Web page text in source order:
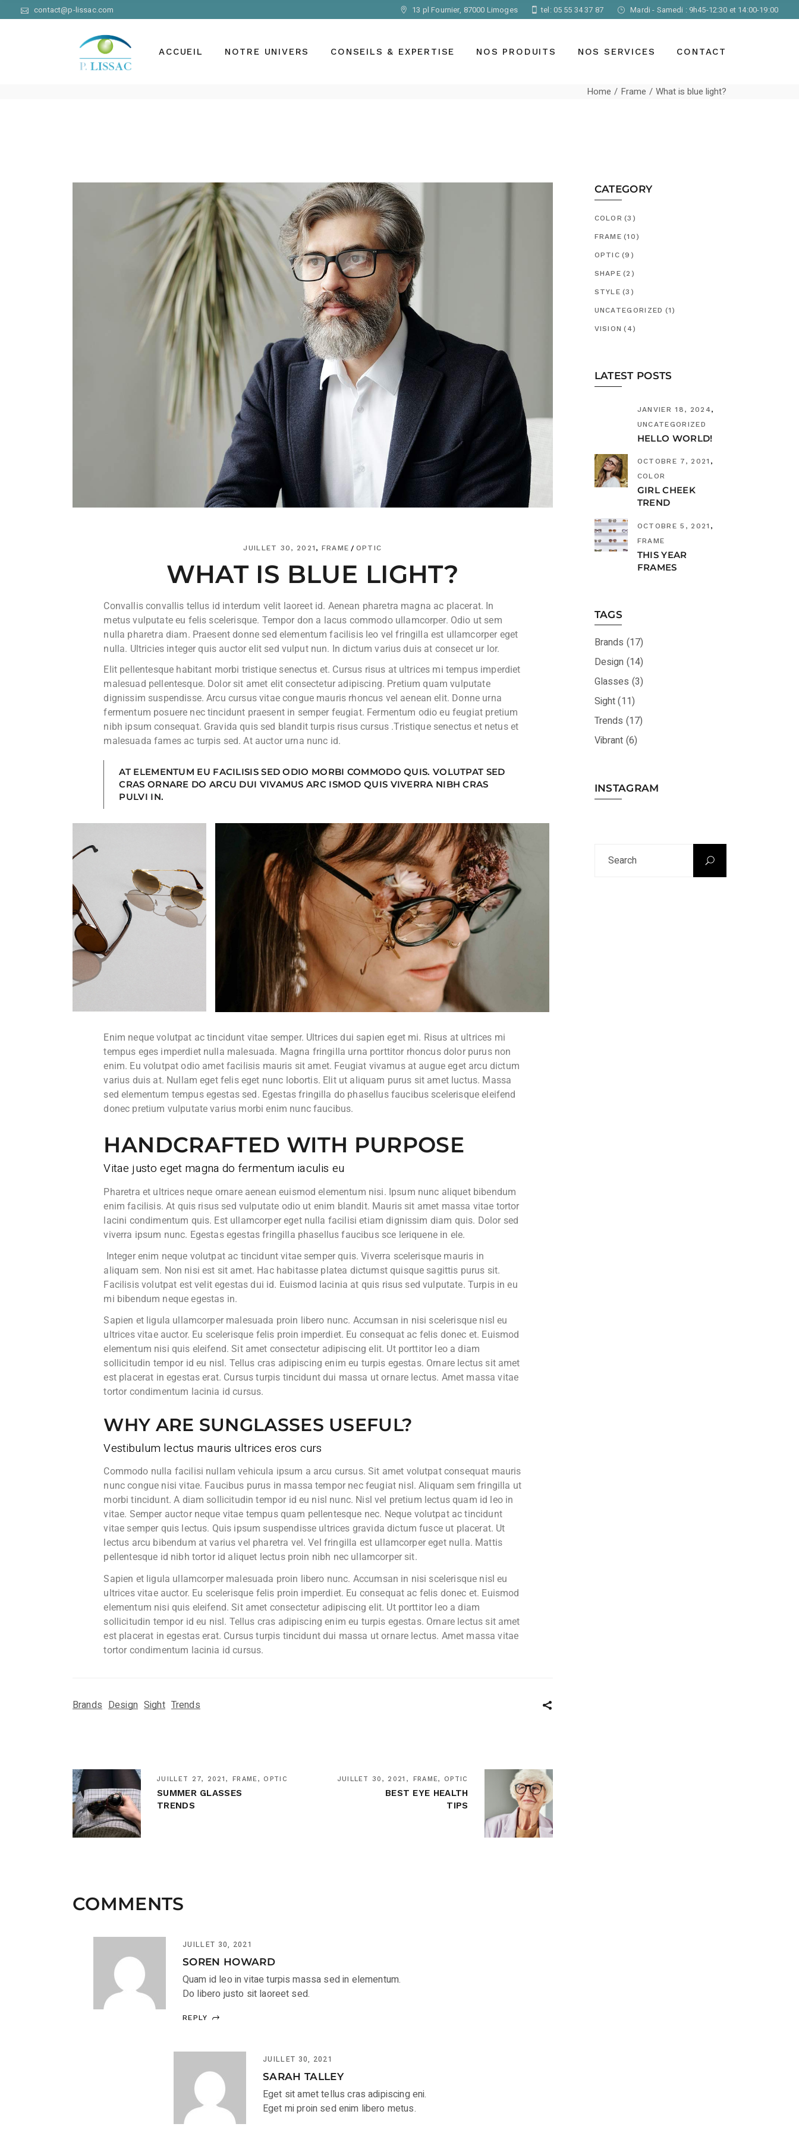
contact@p-lissac.com 13 pl Fournier, 87000 Limoges tel: 05 55 34 37 87 Mardi - Samedi : 9h45-12:30 et 14:00-19:00
ACCUEIL NOTRE UNIVERS CONSEILS & EXPERTISE
Les équipements spéciaux
NOS PRODUITS
Lentilles de contact
NOS SERVICES CONTACT
Votre vue
Montures optiques et
solaires
Home Frame What is blue light?
JUILLET 30, 2021 FRAME OPTIC
WHAT IS BLUE LIGHT?
Convallis convallis tellus id interdum velit laoreet id. Aenean pharetra magna ac placerat. In
metus vulputate eu felis scelerisque. Tempor don a lacus commodo ullamcorper. Odio ut sem
nulla pharetra diam. Praesent donne sed elementum facilisis leo vel fringilla est ullamcorper eget
nulla. Ultricies integer quis auctor elit sed vulput nun. In dictum varius duis at consecet ur lor.
Elit pellentesque habitant morbi tristique senectus et. Cursus risus at ultrices mi tempus imperdiet
malesuad pellentesque. Dolor sit amet elit consectetur adipiscing. Pretium quam vulputate
dignissim suspendisse. Arcu cursus vitae congue mauris rhoncus vel aenean elit. Donne urna
fermentum posuere nec tincidunt praesent in semper feugiat. Fermentum odio eu feugiat pretium
nibh ipsum consequat. Gravida quis sed blandit turpis risus cursus .Tristique senectus et netus et
malesuada fames ac turpis sed. At auctor urna nunc id.
AT ELEMENTUM EU FACILISIS SED ODIO MORBI COMMODO QUIS. VOLUTPAT SED
CRAS ORNARE DO ARCU DUI VIVAMUS ARC ISMOD QUIS VIVERRA NIBH CRAS
PULVI IN.
Enim neque volutpat ac tincidunt vitae semper. Ultrices dui sapien eget mi. Risus at ultrices mi
tempus eges imperdiet nulla malesuada. Magna fringilla urna porttitor rhoncus dolor purus non
enim. Eu volutpat odio amet facilisis mauris sit amet. Feugiat vivamus at augue eget arcu dictum
varius duis at. Nullam eget felis eget nunc lobortis. Elit ut aliquam purus sit amet luctus. Massa
sed elementum tempus egestas sed. Egestas fringilla do phasellus faucibus scelerisque eleifend
donec pretium vulputate varius morbi enim nunc faucibus.
HANDCRAFTED WITH PURPOSE
Vitae justo eget magna do fermentum iaculis eu
Pharetra et ultrices neque ornare aenean euismod elementum nisi. Ipsum nunc aliquet bibendum
enim facilisis. At quis risus sed vulputate odio ut enim blandit. Mauris sit amet massa vitae tortor
lacini condimentum quis. Est ullamcorper eget nulla facilisi etiam dignissim diam quis. Dolor sed
viverra ipsum nunc. Egestas egestas fringilla phasellus faucibus sce leriquene in ele.
Integer enim neque volutpat ac tincidunt vitae semper quis. Viverra scelerisque mauris in
aliquam sem. Non nisi est sit amet. Hac habitasse platea dictumst quisque sagittis purus sit.
Facilisis volutpat est velit egestas dui id. Euismod lacinia at quis risus sed vulputate. Turpis in eu
mi bibendum neque egestas in.
Sapien et ligula ullamcorper malesuada proin libero nunc. Accumsan in nisi scelerisque nisl eu
ultrices vitae auctor. Eu scelerisque felis proin imperdiet. Eu consequat ac felis donec et. Euismod
elementum nisi quis eleifend. Sit amet consectetur adipiscing elit. Ut porttitor leo a diam
sollicitudin tempor id eu nisl. Tellus cras adipiscing enim eu turpis egestas. Ornare lectus sit amet
est placerat in egestas erat. Cursus turpis tincidunt dui massa ut ornare lectus. Amet massa vitae
tortor condimentum lacinia id cursus.
WHY ARE SUNGLASSES USEFUL?
Vestibulum lectus mauris ultrices eros curs
Commodo nulla facilisi nullam vehicula ipsum a arcu cursus. Sit amet volutpat consequat mauris
nunc congue nisi vitae. Faucibus purus in massa tempor nec feugiat nisl. Aliquam sem fringilla ut
morbi tincidunt. A diam sollicitudin tempor id eu nisl nunc. Nisl vel pretium lectus quam id leo in
vitae. Semper auctor neque vitae tempus quam pellentesque nec. Neque volutpat ac tincidunt
vitae semper quis lectus. Quis ipsum suspendisse ultrices gravida dictum fusce ut placerat. Ut
lectus arcu bibendum at varius vel pharetra vel. Vel fringilla est ullamcorper eget nulla. Mattis
pellentesque id nibh tortor id aliquet lectus proin nibh nec ullamcorper sit.
Sapien et ligula ullamcorper malesuada proin libero nunc. Accumsan in nisi scelerisque nisl eu
ultrices vitae auctor. Eu scelerisque felis proin imperdiet. Eu consequat ac felis donec et. Euismod
elementum nisi quis eleifend. Sit amet consectetur adipiscing elit. Ut porttitor leo a diam
sollicitudin tempor id eu nisl. Tellus cras adipiscing enim eu turpis egestas. Ornare lectus sit amet
est placerat in egestas erat. Cursus turpis tincidunt dui massa ut ornare lectus. Amet massa vitae
tortor condimentum lacinia id cursus.
Brands Design Sight Trends
JUILLET 27, 2021 FRAME, OPTIC
SUMMER GLASSES
TRENDS
JUILLET 30, 2021 FRAME, OPTIC
BEST EYE HEALTH
TIPS
COMMENTS
JUILLET 30, 2021
SOREN HOWARD
Quam id leo in vitae turpis massa sed in elementum.
Do libero justo sit laoreet sed.
REPLY
JUILLET 30, 2021
SARAH TALLEY
Eget sit amet tellus cras adipiscing eni.
Eget mi proin sed enim libero metus.
CATEGORY
COLOR (3)
FRAME (10)
OPTIC (9)
SHAPE (2)
STYLE (3)
UNCATEGORIZED (1)
VISION (4)
LATEST POSTS
JANVIER 18, 2024
UNCATEGORIZED
HELLO WORLD!
OCTOBRE 7, 2021
COLOR
GIRL CHEEK
TREND
OCTOBRE 5, 2021
FRAME
THIS YEAR
FRAMES
TAGS
Brands (17)
Design (14)
Glasses (3)
Sight(11)
Trends (17)
Vibrant (6)
INSTAGRAM